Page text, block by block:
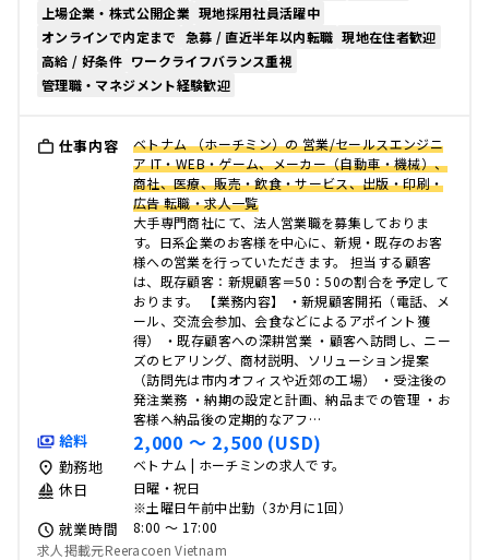
上場企業・株式公開企業 現地採用社員活躍中
オンラインで内定まで 急募 / 直近半年以内転職 現地在住者歓迎
高給 / 好条件 ワークライフバランス重視
管理職・マネジメント経験歓迎
仕事内容
ベトナム （ホーチミン）の 営業/セールスエンジニ
ア IT・WEB・ゲーム、メーカー（自動車・機械）、
商社、医療、販売・飲食・サービス、出版・印刷・
広告 転職・求人一覧
大手専門商社にて、法人営業職を募集しておりま
す。日系企業のお客様を中心に、新規・既存のお客
様への営業を行っていただきます。 担当する顧客
は、既存顧客：新規顧客＝50：50の割合を予定して
おります。 【業務内容】 ・新規顧客開拓（電話、メ
ール、交流会参加、会食などによるアポイント獲
得） ・既存顧客への深耕営業 ・顧客へ訪問し、ニー
ズのヒアリング、商材説明、ソリューション提案
（訪問先は市内オフィスや近郊の工場） ・受注後の
発注業務 ・納期の設定と計画、納品までの管理 ・お
客様へ納品後の定期的なアフ…
給料 2,000 〜 2,500 (USD)
勤務地 ベトナム | ホーチミンの求人です。
休日
日曜・祝日
※土曜日午前中出勤（3か月に1回）
就業時間
8:00 〜 17:00
求人掲載元Reeracoen Vietnam